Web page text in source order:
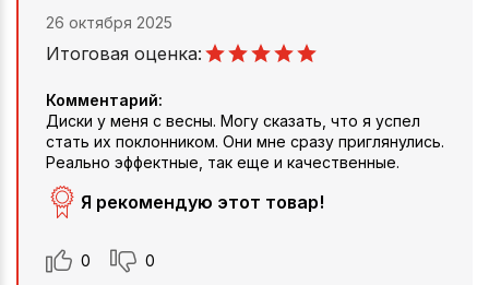
26 октября 2025
Итоговая оценка:
Комментарий:
Диски у меня с весны. Могу сказать, что я успел
стать их поклонником. Они мне сразу приглянулись.
Реально эффектные, так еще и качественные.
Я рекомендую этот товар!
0 0